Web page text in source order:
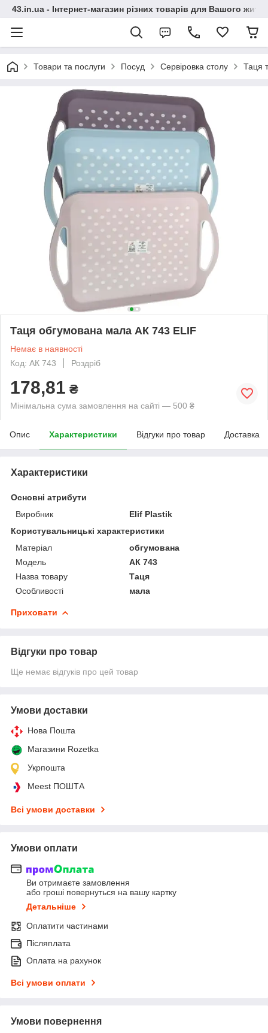
43.in.ua - Інтернет-магазин різних товарів для Вашого
Товари та послуги Посуд Сервіровка столу Таця
Таця обгумована мала АК 743 ELIF
Немає в наявності
Код: АК 743
Роздріб
178,81 ₴
Мінімальна сума замовлення на сайті — 500 ₴
Опис Характеристики Відгуки про товар Доставка
Характеристики
Основні атрибути
Виробник
Elif Plastik
Користувальницькі характеристики
Матеріал
обгумована
Мoдель
АК 743
Назва товару
Таця
Особливості
мала
Приховати
Відгуки про товар
Ще немає відгуків про цей товар
Умови доставки
Нова Пошта
Магазини Rozetka
Укрпошта
Meest ПОШТА
Всі умови доставки
Умови оплати
Ви отримаєте замовлення
або гроші повернуться на вашу картку
Детальніше
Оплатити частинами
Післяплата
Оплата на рахунок
Всі умови оплати
Умови повернення